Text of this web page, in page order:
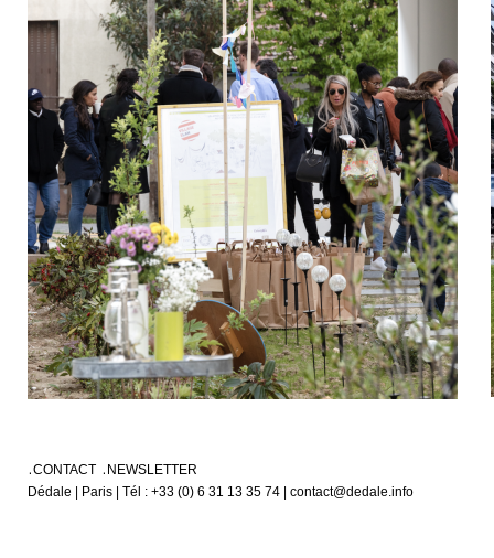
CONTACT
NEWSLETTER
Dédale | Paris | Tél : +33 (0) 6 31 13 35 74 | contact@dedale.info